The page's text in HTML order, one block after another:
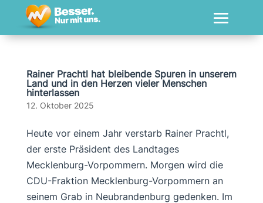
Rainer Prachtl hat bleibende Spuren in unserem
Land und in den Herzen vieler Menschen
hinterlassen
12. Oktober 2025
Heute vor einem Jahr verstarb Rainer Prachtl,
der erste Präsident des Landtages
Mecklenburg-Vorpommern. Morgen wird die
CDU-Fraktion Mecklenburg-Vorpommern an
seinem Grab in Neubrandenburg gedenken. Im